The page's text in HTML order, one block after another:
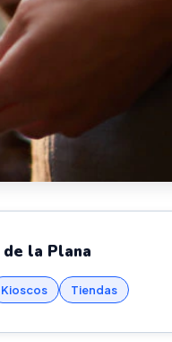
la Plana
Kioscos Tiendas